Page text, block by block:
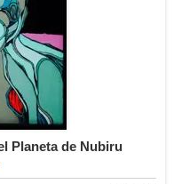
Planeta de Nubiru